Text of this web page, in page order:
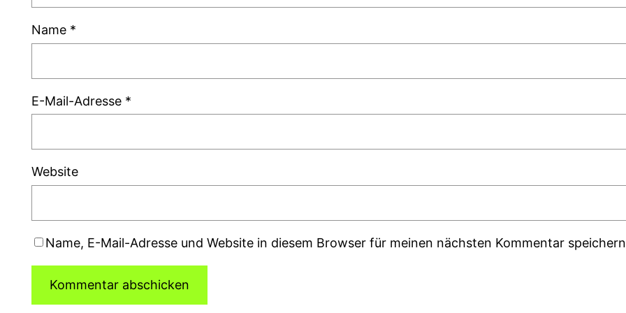
Name *
E-Mail-Adresse *
Website
Name, E-Mail-Adresse und Website in diesem Browser für meinen nächsten Kommentar